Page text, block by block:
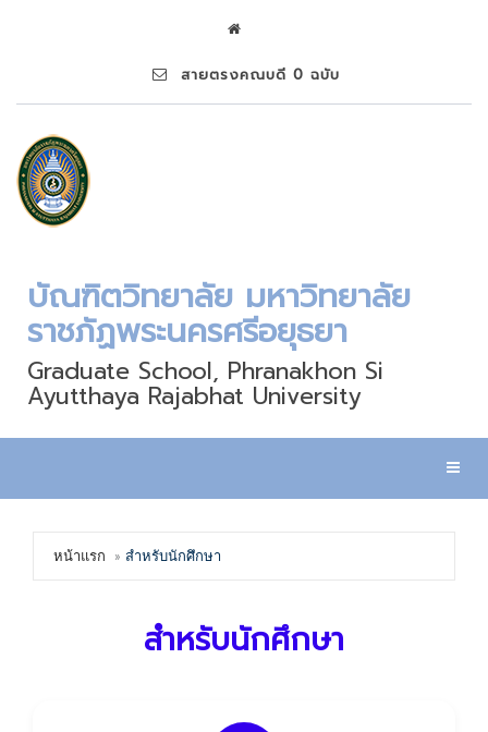
สายตรงคณบดี 0 ฉบับ
บัณฑิตวิทยาลัย มหาวิทยาลัย
ราชภัฏพระนครศรีอยุธยา
Graduate School, Phranakhon Si
Ayutthaya Rajabhat University
หน้าแรก สำหรับนักศึกษา
สำหรับนักศึกษา